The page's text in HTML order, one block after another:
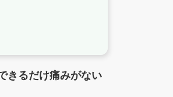
るだけ痛みがない